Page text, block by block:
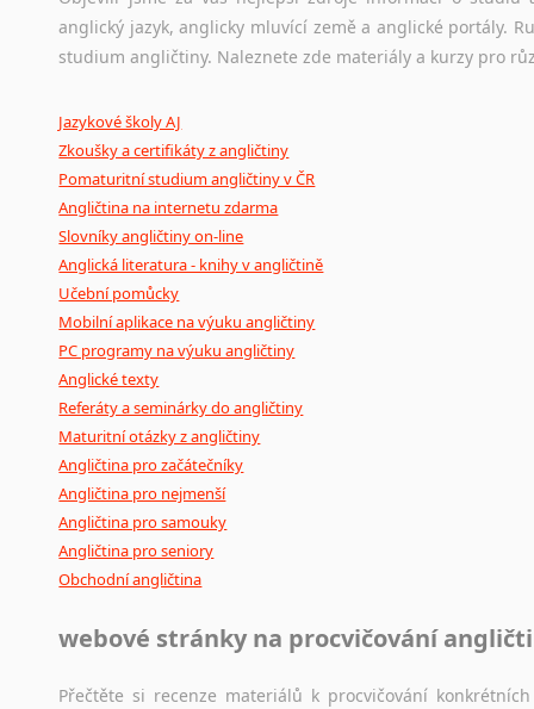
Ostatní pomůcky pro překladatele
poradny a pravidla
anglický jazyk, anglicky mluvící země a anglické portály.
studium angličtiny. Naleznete zde materiály a kurzy pro
Jazykové školy AJ
Zkoušky a certifikáty z angličtiny
Pomaturitní studium angličtiny v ČR
Angličtina na internetu zdarma
Slovníky angličtiny on-line
Anglická literatura - knihy v angličtině
Učební pomůcky
Mobilní aplikace na výuku angličtiny
PC programy na výuku angličtiny
Anglické texty
Referáty a seminárky do angličtiny
Maturitní otázky z angličtiny
Angličtina pro začátečníky
Angličtina pro nejmenší
Angličtina pro samouky
Angličtina pro seniory
Obchodní angličtina
webové stránky na procvičování
Přečtěte si recenze materiálů k procvičování